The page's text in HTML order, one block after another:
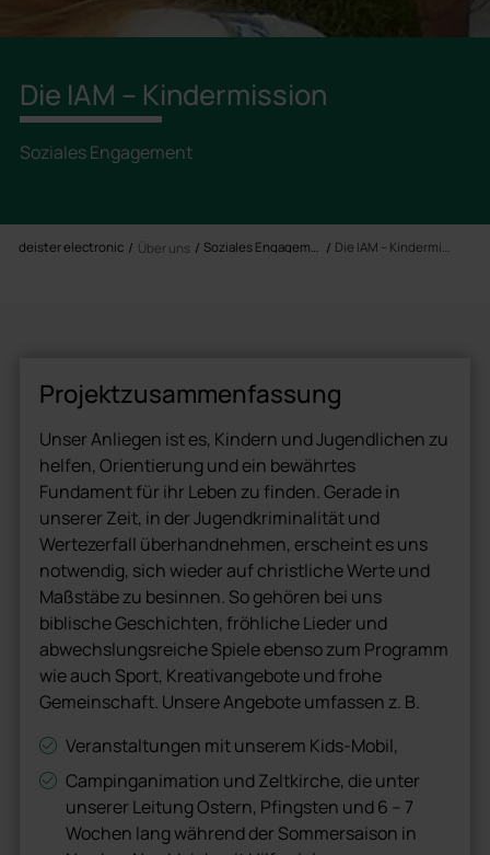
Die IAM – Kindermission
Soziales Engagement
deister electronic Über uns
Projektzusammenfassung
Unser Anliegen ist es, Kindern und Jugendlichen zu
helfen, Orientierung und ein bewährtes
Fundament für ihr Leben zu finden. Gerade in
unserer Zeit, in der Jugendkriminalität und
Wertezerfall überhandnehmen, erscheint es uns
notwendig, sich wieder auf christliche Werte und
Maßstäbe zu besinnen. So gehören bei uns
biblische Geschichten, fröhliche Lieder und
abwechslungsreiche Spiele ebenso zum Programm
wie auch Sport, Kreativangebote und frohe
Gemeinschaft. Unsere Angebote umfassen z. B.
Veranstaltungen mit unserem Kids-Mobil,
Campinganimation und Zeltkirche, die unter
unserer Leitung Ostern, Pfingsten und 6 – 7
Wochen lang während der Sommersaison in